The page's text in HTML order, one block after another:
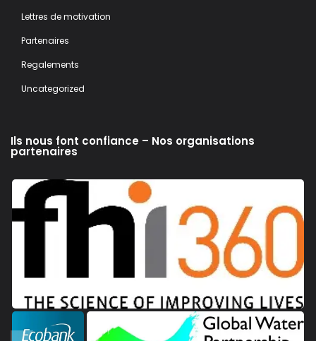
Lettres de motivation
Partenaires
Regalements
Uncategorized
Ils nous font confiance – Nos organisations
partenaires